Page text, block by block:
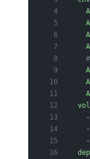
#
    -
    -
    -